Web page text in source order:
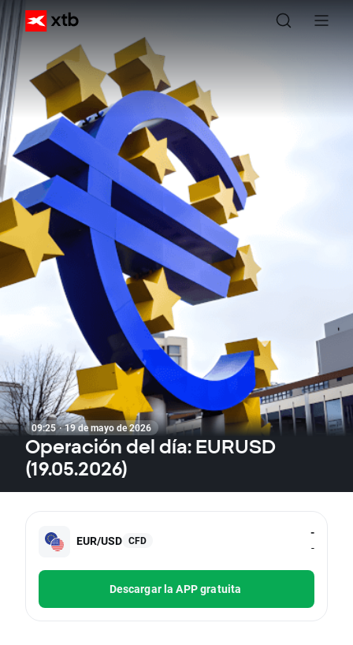
09:25 · 19 de mayo de 2026
Operación del día: EURUSD
(19.05.2026)
EUR/USD CFD
-
-
Descargar la APP gratuita